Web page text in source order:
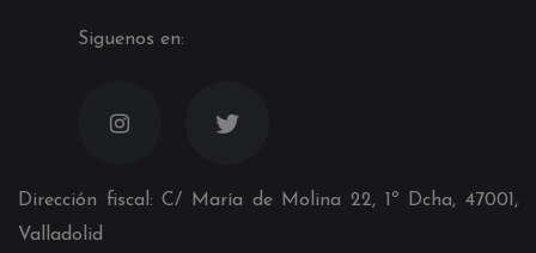
Siguenos en:
Dirección fiscal: C/ María de Molina 22, 1º Dcha, 47001,
Valladolid